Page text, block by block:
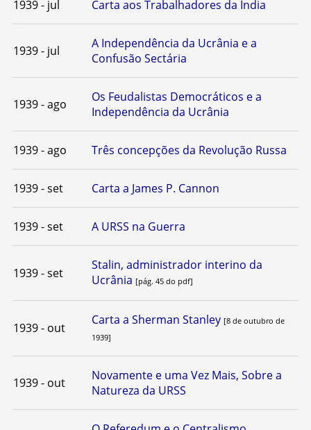
1939 - jul Carta aos Trabalhadores da Índia
1939 - jul
A Independência da Ucrânia e a
Confusão Sectária
1939 - ago
Os Feudalistas Democráticos e a
Independência da Ucrânia
1939 - ago Três concepções da Revolução Russa
1939 - set Carta a James P. Cannon
1939 - set A URSS na Guerra
1939 - set
Stalin, administrador interino da
Ucrânia [pág. 45 do pdf]
1939 - out
Carta a Sherman Stanley [8 de outubro de
1939]
1939 - out
Novamente e uma Vez Mais, Sobre a
Natureza da URSS